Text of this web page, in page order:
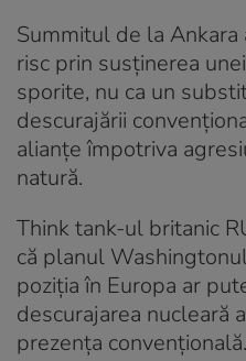
Summitul de la
risc prin susținerea
sporite, nu ca un
descurajării
alianțe împotriva
natură.
Think tank-ul britanic
că planul
poziția în Europa ar
descurajarea nucleară
prezența convențională.